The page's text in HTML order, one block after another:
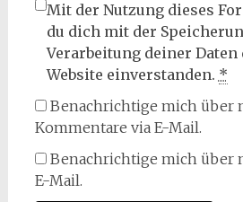
Mit der Nutzung dieses
du dich mit der
Verarbeitung deiner Daten
Website einverstanden. *
Benachrichtige mich über
Kommentare via E-Mail.
Benachrichtige mich über
E-Mail.